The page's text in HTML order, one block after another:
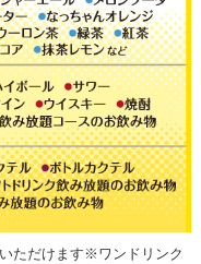
ただけます※ワンドリンク